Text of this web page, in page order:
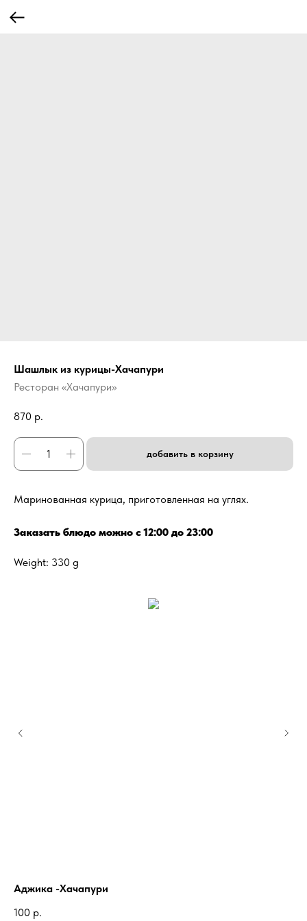
Шашлык из курицы-Хачапури
Ресторан «Хачапури»
870 р.
добавить в корзину
Маринованная курица, приготовленная на углях.
Заказать блюдо можно с 12:00 до 23:00
Weight: 330 g
Аджика -Хачапури
100 р.